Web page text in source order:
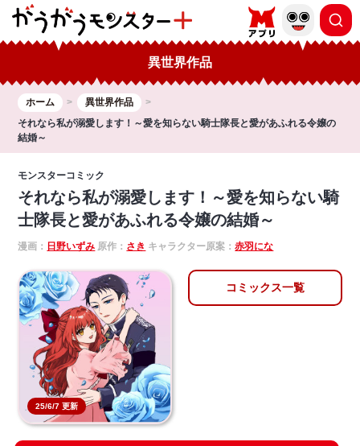
異世界作品
ホーム
異世界作品
それなら私が溺愛します！～愛を知らない騎士隊長と愛があふれる令嬢の
結婚～
モンスターコミック
それなら私が溺愛します！～愛を知らない騎
士隊長と愛があふれる令嬢の結婚～
漫画： 日野いずみ 原作： さき キャラクター原案：赤羽にな
25/6/7 更新
コミックス一覧